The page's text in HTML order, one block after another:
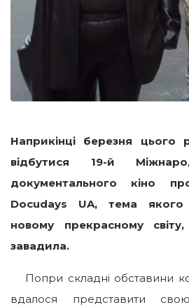
Наприкінці березня
відбутися 19-й
документального кіно
Docudays UA, тема якого
новому прекрасному
завадила.
Попри складні обставини
вдалося представити